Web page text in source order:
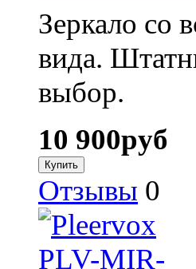
Зеркало со
вида.
выбор.
10 900руб
Отзывы 0